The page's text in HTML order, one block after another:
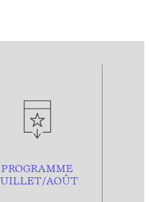
PROGRAMME
AOÛT